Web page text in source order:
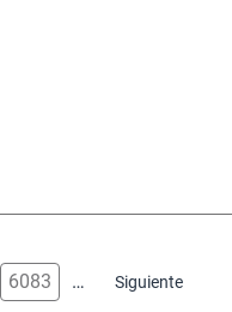
6083 … Siguiente
Siguiente página